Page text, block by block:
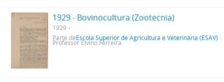
1929 - Bovinocultura (Zootecnia)
1929
Parte deEscola Superior de Agricultura e Veterinária (ESAV)
Professor Elvino Ferreira